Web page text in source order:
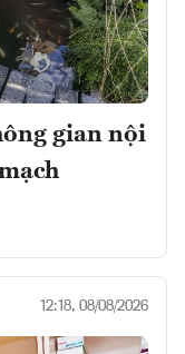
gian nội
12:18, 08/08/2026